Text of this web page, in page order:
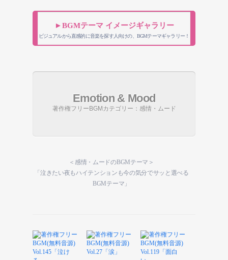
►BGMテーマ イメージギャラリー
ビジュアルから直感的に音楽を探す人向けの、BGMテーマギャラリー！
Emotion & Mood
著作権フリーBGMカテゴリー：感情・ムード
＜感情・ムードのBGMテーマ＞
「泣きたい夜もハイテンションも今の気分でサッと選べる
BGMテーマ」